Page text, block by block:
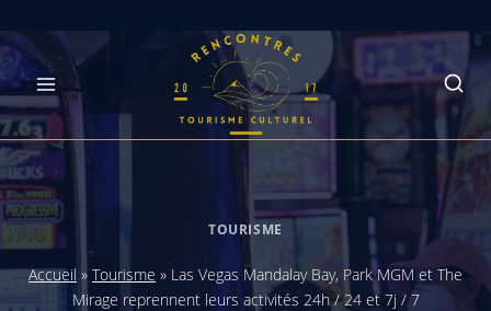
Skip
to
content
TOURISME
Accueil » Tourisme » Las Vegas Mandalay Bay, Park MGM et The
Mirage reprennent leurs activités 24h / 24 et 7j / 7